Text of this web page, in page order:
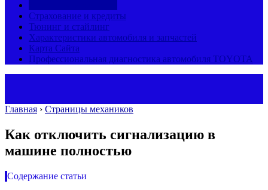
Страхование и кредиты
Тюнинг и стайлинг
Характеристики автомобиля и запчастей
Карта Сайта
Профессиональная диагностика автомобиля TOYOTA
Главная › Страницы механиков
Как отключить сигнализацию в
машине полностью
Содержание статьи